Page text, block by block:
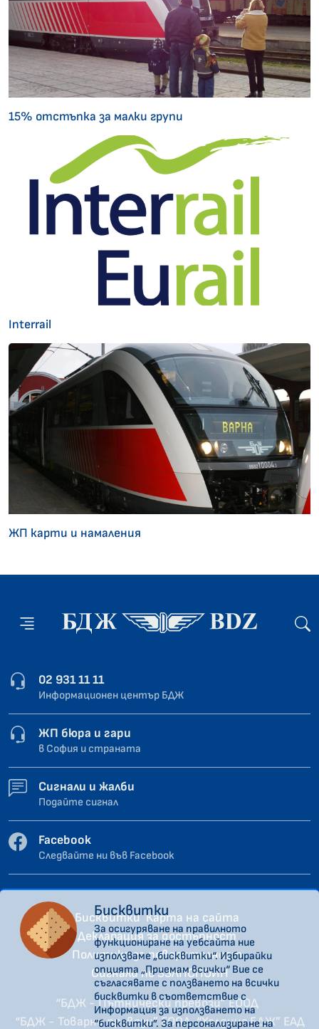
15% отстъпка за малки групи
Interrail
ЖП карти и намаления
02 931 11 11
Информационен център БДЖ
ЖП бюра и гари
в София и страната
Сигнали и жалби
Подайте сигнал
Facebook
Следвайте ни във Facebook
Бисквитки Карта на сайта
Декларация за достъпност
Политика за поверителност
Сигнали по ЗЗЛПСПОИН
“БДЖ - Пътнически превози” ЕООД
“БДЖ - Товарни превози” ЕООД “Холдинг БДЖ” ЕАД
Бисквитки
За осигуряване на правилното
функциониране на уебсайта ние
използваме „бисквитки“. Избирайки
опцията „Приемам всички“ Вие се
съгласявате с ползването на всички
бисквитки в съответствие с
Информация за използването на
“бисквитки”. За персонализиране на